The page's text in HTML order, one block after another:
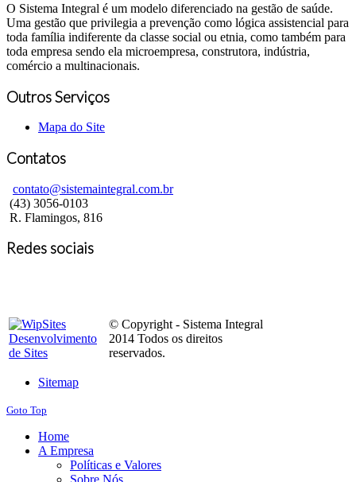
O Sistema Integral é um modelo diferenciado na gestão de saúde.
Uma gestão que privilegia a prevenção como lógica assistencial para
toda família indiferente da classe social ou etnia, como também para
toda empresa sendo ela microempresa, construtora, indústria,
comércio a multinacionais.
Outros Serviços
Mapa do Site
Contatos
contato@sistemaintegral.com.br
(43) 3056-0103
R. Flamingos, 816
Redes sociais
© Copyright - Sistema Integral
2014 Todos os direitos
reservados.
Sitemap
Goto Top
Home
A Empresa
Políticas e Valores
Sobre Nós